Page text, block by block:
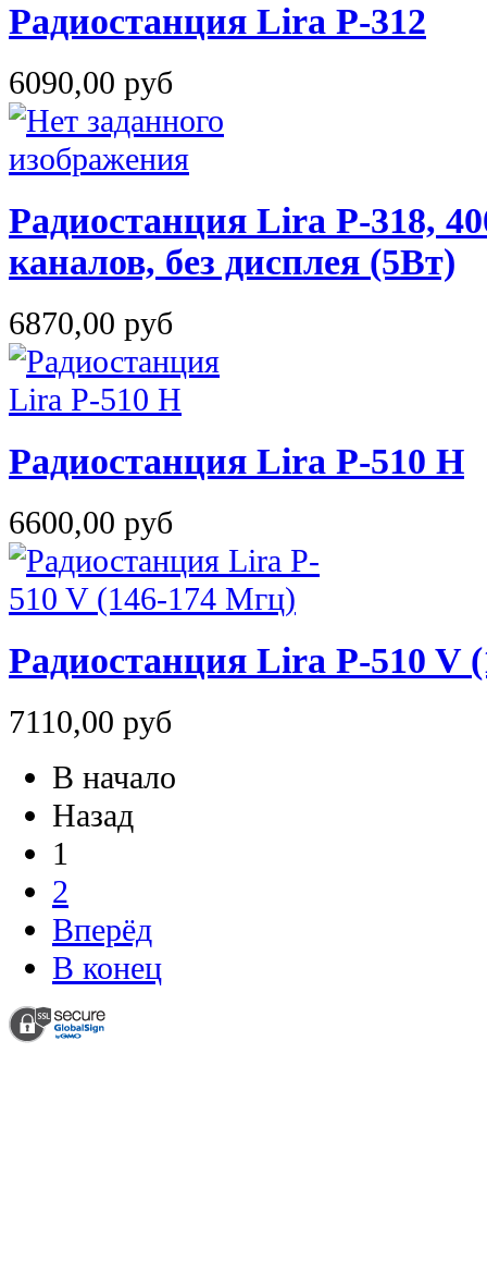
Радиостанция Lira P-312
6090,00 руб
Радиостанция Lira P-318,
каналов, без дисплея (5Вт)
6870,00 руб
Радиостанция Lira P-510 H
6600,00 руб
Радиостанция Lira P-510 V
7110,00 руб
В начало
Назад
1
2
Вперёд
В конец